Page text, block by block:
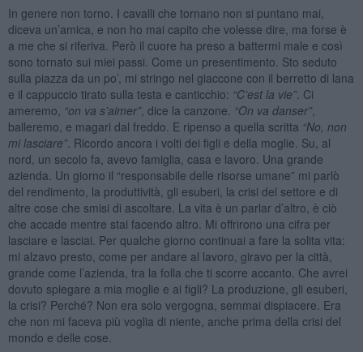
In genere non torno. I cavalli che tornano non si puntano mai,
diceva un’amica, e non ho mai capito che volesse dire, ma forse è
a me che si riferiva. Però il cuore ha preso a battermi male e così
sono tornato sui miei passi. Come un presentimento. Sto seduto
sulla piazza da un po’, mi stringo nel giaccone con il berretto di lana
e il cappuccio tirato sulla testa e canticchio: “C’est la vie”. Ci
ameremo, “on va s’aimer”, dice la canzone. “On va danser”,
balleremo, e magari dal freddo. E ripenso a quella scritta “No, non
mi lasciare”. Ricordo ancora i volti dei figli e della moglie. Su, al
nord, un secolo fa, avevo famiglia, casa e lavoro. Una grande
azienda. Un giorno il “responsabile delle risorse umane” mi parlò
del rendimento, la produttività, gli esuberi, la crisi del settore e di
altre cose che smisi di ascoltare. La vita è un parlar d’altro, è ciò
che accade mentre stai facendo altro. Mi offrirono una cifra per
lasciare e lasciai. Per qualche giorno continuai a fare la solita vita:
mi alzavo presto, come per andare al lavoro, giravo per la città,
grande come l’azienda, tra la folla che ti scorre accanto. Che avrei
dovuto spiegare a mia moglie e ai figli? La produzione, gli esuberi,
la crisi? Perché? Non era solo vergogna, semmai dispiacere. Era
che non mi faceva più voglia di niente, anche prima della crisi del
mondo e delle cose.